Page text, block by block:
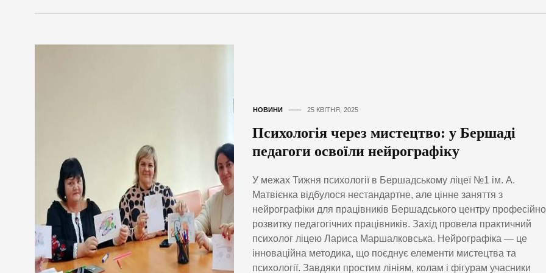
НОВИНИ 25 КВІТНЯ, 2025
Психологія через мистецтво: у Бершаді
педагоги освоїли нейрографіку
У межах Тижня психології в Бершадському ліцеї №1 ім. А.
Матвієнка відбулося нестандартне, але цінне заняття з
нейрографіки для працівників Бершадського центру
розвитку педагогічних працівників. Захід провела практичний
психолог ліцею Лариса Маршалковська. Нейрографіка — це
інноваційна методика, що поєднує елементи мистецтва та
психології. Завдяки простим лініям, колам і фігурам учасники